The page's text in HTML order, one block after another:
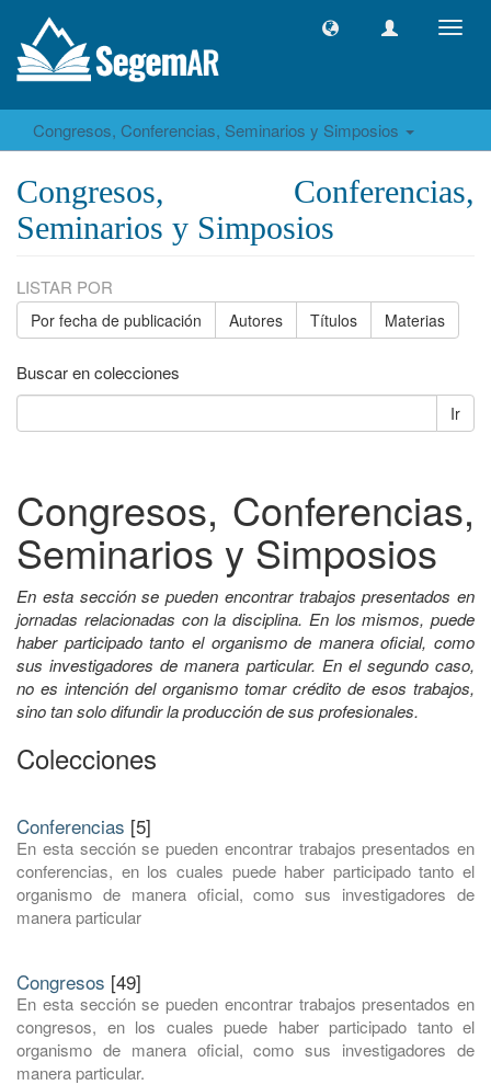
Congresos, Conferencias, Seminarios y Simposios
Congresos, Conferencias,
Seminarios y Simposios
LISTAR POR
Por fecha de publicación Autores Títulos Materias
Buscar en colecciones
Ir
Congresos, Conferencias,
Seminarios y Simposios
En esta sección se pueden encontrar trabajos presentados en
jornadas relacionadas con la disciplina. En los mismos, puede
haber participado tanto el organismo de manera oficial, como
sus investigadores de manera particular. En el segundo caso,
no es intención del organismo tomar crédito de esos trabajos,
sino tan solo difundir la producción de sus profesionales.
Colecciones
Conferencias [5]
En esta sección se pueden encontrar trabajos presentados en
conferencias, en los cuales puede haber participado tanto el
organismo de manera oficial, como sus investigadores de
manera particular
Congresos [49]
En esta sección se pueden encontrar trabajos presentados en
congresos, en los cuales puede haber participado tanto el
organismo de manera oficial, como sus investigadores de
manera particular.